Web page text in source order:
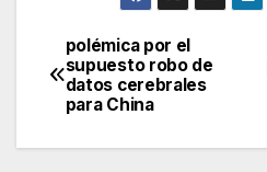
Navegación
de
entradas
polémica por el
supuesto robo de
datos cerebrales
para China